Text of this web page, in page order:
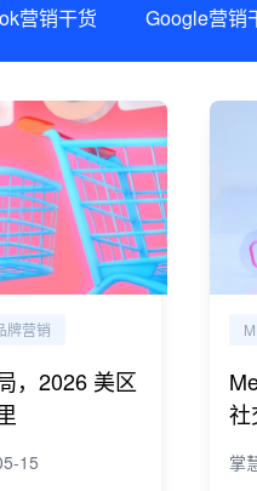
营销干货 Google营销
牌营销
，2026 美区
15
社
掌